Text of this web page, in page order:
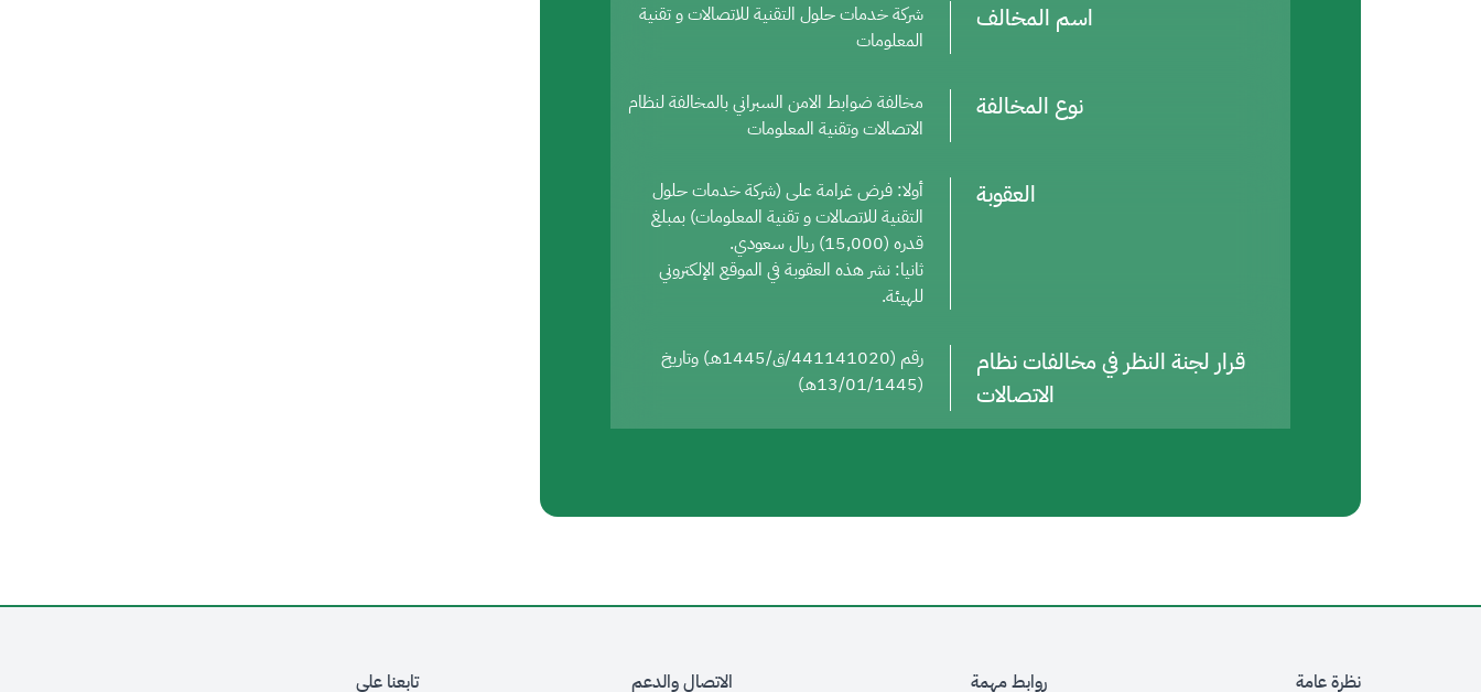
اسم المخالف
شركة خدمات حلول التقنية للاتصالات و تقنية
المعلومات
نوع المخالفة
مخالفة ضوابط الامن السبراني بالمخالفة لنظام
الاتصالات وتقنية المعلومات
العقوبة
أولا: فرض غرامة على (شركة خدمات حلول
التقنية للاتصالات و تقنية المعلومات) بمبلغ
قدره (15,000) ريال سعودي.
ثانيا: نشر هذه العقوبة في الموقع الإلكتروني
للهيئة.
قرار لجنة النظر في مخالفات نظام
الاتصالات
رقم (441141020/ق/1445هـ) وتاريخ
(13/01/1445هـ)
نظرة عامة روابط مهمة الاتصال والدعم تابعنا على